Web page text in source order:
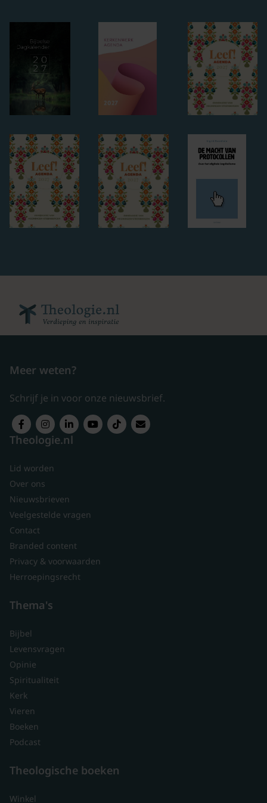
Meer weten?
Schrijf je in voor onze nieuwsbrief.
Theologie.nl
Lid worden
Over ons
Nieuwsbrieven
Veelgestelde vragen
Contact
Branded content
Privacy & voorwaarden
Herroepingsrecht
Thema's
Bijbel
Levensvragen
Opinie
Spiritualiteit
Kerk
Vieren
Boeken
Podcast
Theologische boeken
Winkel